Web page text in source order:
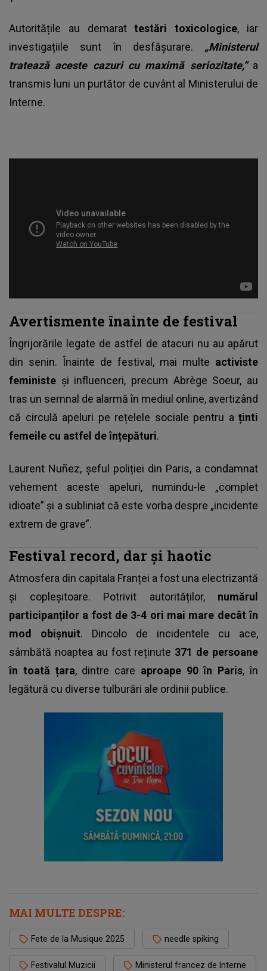
Autoritățile au demarattestări toxicologice, iar
investigațiile sunt în desfășurare. „Ministerul
tratează aceste cazuri cu maximă seriozitate,” a
transmis luni un purtător de cuvânt al Ministerului de
Interne.
Avertismente înainte de festival
Îngrijorările legate de astfel de atacuri nu au apărut
din senin. Înainte de festival, mai multe activiste
feministe și influenceri, precum Abrège Soeur, au
tras un semnal de alarmă în mediul online, avertizând
că circulă apeluri pe rețelele sociale pentru a ținti
femeile cu astfel de înțepături.
Laurent Nuñez, șeful poliției din Paris, a condamnat
vehement aceste apeluri, numindu-le „complet
idioate” și a subliniat că este vorba despre „incidente
extrem de grave”.
Festival record, dar și haotic
Atmosfera din capitala Franței a fost una electrizantă
și copleșitoare. Potrivit autorităților, numărul
participanților a fost de 3-4 ori mai mare decât în
mod obișnuit. Dincolo de incidentele cu ace,
sâmbătă noaptea au fost reținute 371 de persoane
în toată țara, dintre care aproape 90 în Paris, în
legătură cu diverse tulburări ale ordinii publice.
MAI MULTE DESPRE:
Fete de la Musique 2025 needle spiking
Festivalul Muzicii Ministerul francez de Interne